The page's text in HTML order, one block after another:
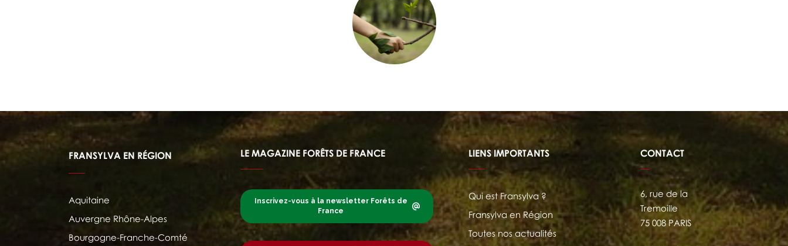
FRANSYLVA EN RÉGION
Aquitaine
Auvergne Rhône-Alpes
Bourgogne-Franche-Comté
LE MAGAZINE FORÊTS DE FRANCE
Inscrivez-vous à la newsletter Forêts de
France
LIENS IMPORTANTS
Qui est Fransylva ?
Fransylva en Région
Toutes nos actualités
CONTACT
6, rue de la
Tremoille
75 008 PARIS